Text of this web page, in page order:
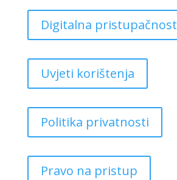
Digitalna pristupačnost
Uvjeti korištenja
Politika privatnosti
Pravo na pristup